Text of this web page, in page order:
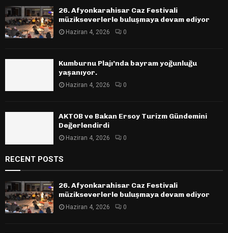
26. Afyonkarahisar Caz Festivali
müzikseverlerle buluşmaya devam ediyor
Haziran 4, 2026 0
Kumburnu Plajı’nda bayram yoğunluğu
yaşanıyor.
Haziran 4, 2026 0
AKTOB ve Bakan Ersoy Turizm Gündemini
Değerlendirdi
Haziran 4, 2026 0
RECENT POSTS
26. Afyonkarahisar Caz Festivali
müzikseverlerle buluşmaya devam ediyor
Haziran 4, 2026 0